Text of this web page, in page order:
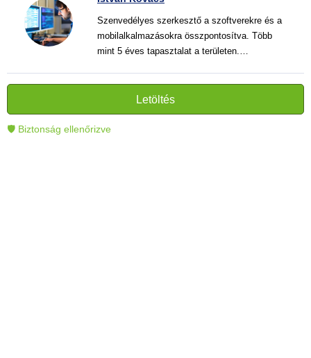
Szenvedélyes szerkesztő a szoftverekre és a
mobilalkalmazásokra összpontosítva. Több
mint 5 éves tapasztalat a területen.
és informatív szövegek alkotója, amelyek
segítik az olvasókat a modern technológia jobb
megértésében és használatában.
Letöltés
🛡 Biztonság ellenőrizve